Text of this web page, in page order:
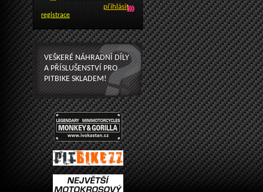
registrace
VEŠKERÉ NÁHRADNÍ DÍLY
A PŘÍSLUŠENSTVÍ PRO
PITBIKE SKLADEM!